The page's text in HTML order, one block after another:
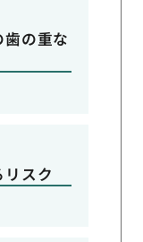
の重な
スク